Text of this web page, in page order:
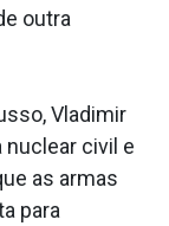
outra
Vladimir
civil e
as armas
para